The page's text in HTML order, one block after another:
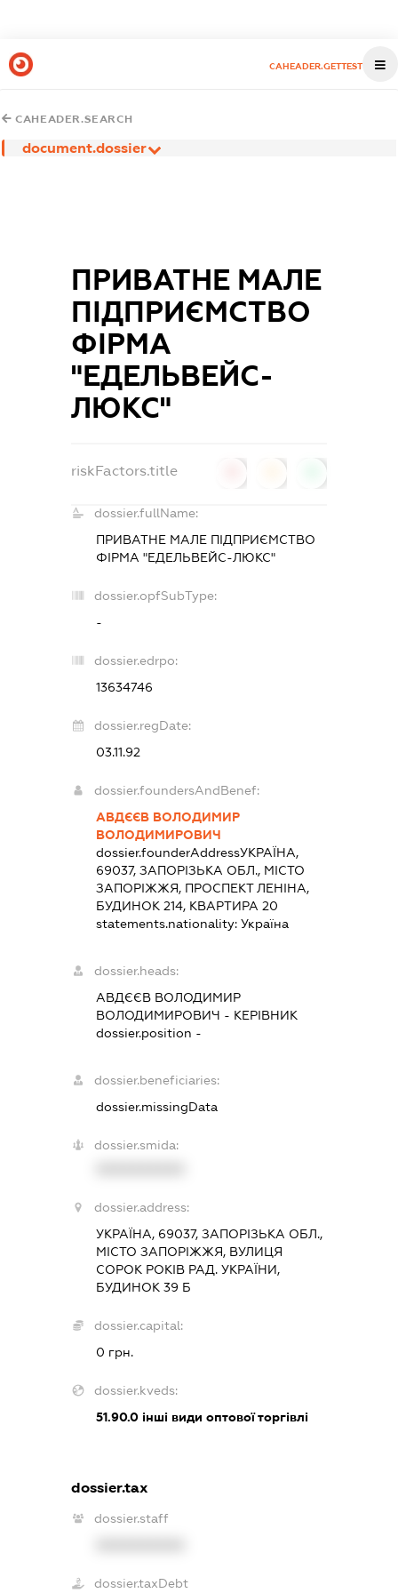
CAHEADER.GETTEST
CAHEADER.SEARCH
document.dossier
ПРИВАТНЕ МАЛЕ
ПІДПРИЄМСТВО
ФІРМА
"ЕДЕЛЬВЕЙС-
ЛЮКС"
riskFactors.title
dossier.fullName:
ПРИВАТНЕ МАЛЕ ПІДПРИЄМСТВО
ФІРМА "ЕДЕЛЬВЕЙС-ЛЮКС"
dossier.opfSubType:
-
dossier.edrpo:
13634746
dossier.regDate:
03.11.92
dossier.foundersAndBenef:
АВДЄЄВ ВОЛОДИМИР
ВОЛОДИМИРОВИЧ
dossier.founderAddressУКРАЇНА,
69037, ЗАПОРІЗЬКА ОБЛ., МІСТО
ЗАПОРІЖЖЯ, ПРОСПЕКТ ЛЕНІНА,
БУДИНОК 214, КВАРТИРА 20
statements.nationality: Україна
dossier.heads:
АВДЄЄВ ВОЛОДИМИР
ВОЛОДИМИРОВИЧ - КЕРІВНИК
dossier.position -
dossier.beneficiaries:
dossier.missingData
dossier.smida:
dossier.address:
УКРАЇНА, 69037, ЗАПОРІЗЬКА ОБЛ.,
МІСТО ЗАПОРІЖЖЯ, ВУЛИЦЯ
СОРОК РОКІВ РАД. УКРАЇНИ,
БУДИНОК 39 Б
dossier.capital:
0 грн.
dossier.kveds:
51.90.0інші види оптової торгівлі
dossier.tax
dossier.staff
dossier.taxDebt